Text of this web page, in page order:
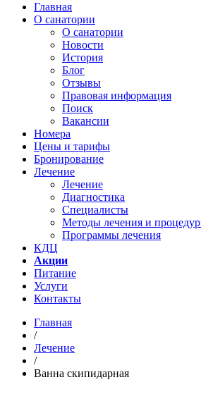
Главная
О санатории
О санатории
Новости
История
Блог
Отзывы
Правовая информация
Поиск
Вакансии
Номера
Цены и тарифы
Бронирование
Лечение
Лечение
Диагностика
Специалисты
Методы лечения и
Программы лечения
КДЦ
Акции
Питание
Услуги
Контакты
Главная
/
Лечение
/
Ванна скипидарная